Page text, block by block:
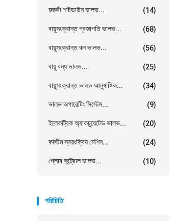
জরুরী শাটডাউন ভালভ... (14)
বায়ুসংক্রান্ত প্রজাপতি ভালভ... (68)
বায়ুসংক্রান্ত বল ভালভ... (56)
বায়ু বন্ধ ভালভ... (25)
বায়ুসংক্রান্ত ভালভ আনুষাঙ্গিক... (34)
ভালভ অপারেটিং সিস্টেম... (9)
ইলেকট্রিক অ্যাকচুয়েটেড ভালভ... (20)
কাস্টম স্বয়ংক্রিয় মেশিন... (24)
গ্লোব কন্ট্রোল ভালভ... (10)
পরিচিতি